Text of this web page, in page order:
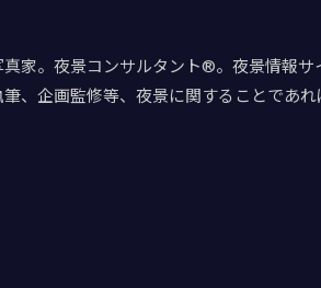
家。夜景コンサルタント®。夜景情報
、企画監修等、夜景に関することであれ